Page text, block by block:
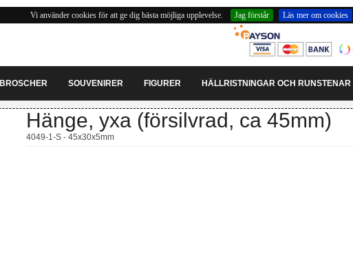
Vi använder cookies för att ge dig bästa möjliga upplevelse. Jag förstår Läs mer om cookies
BROSCHER SOUVENIRER FIGURER HÄLLRISTNINGAR OCH RUNSTENAR
Hänge, yxa (försilvrad, ca 45mm)
4049-1-S - 45x30x5mm